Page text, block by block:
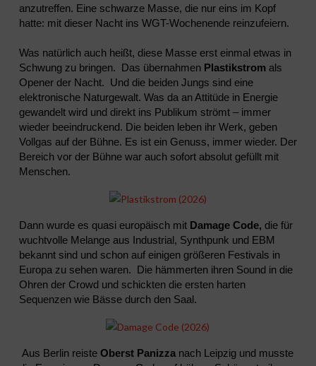
anzutreffen. Eine schwarze Masse, die nur eins im Kopf
hatte: mit dieser Nacht ins WGT-Wochenende reinzufeiern.
Was natürlich auch heißt, diese Masse erst einmal etwas in
Schwung zu bringen. Das übernahmen Plastikstromals
Opener der Nacht. Und die beiden Jungs sind eine
elektronische Naturgewalt. Was da an Attitüde in Energie
gewandelt wird und direkt ins Publikum strömt – immer
wieder beeindruckend. Die beiden leben ihr Werk, geben
Vollgas auf der Bühne. Es ist ein Genuss, immer wieder. Der
Bereich vor der Bühne war auch sofort absolut gefüllt mit
Menschen.
Dann wurde es quasi europäisch mit Damage Code, die für
wuchtvolle Melange aus Industrial, Synthpunk und EBM
bekannt sind und schon auf einigen größeren Festivals in
Europa zu sehen waren. Die hämmerten ihren Sound in die
Ohren der Crowd und schickten die ersten harten
Sequenzen wie Bässe durch den Saal.
Aus Berlin reiste Oberst Panizzanach Leipzig und musste